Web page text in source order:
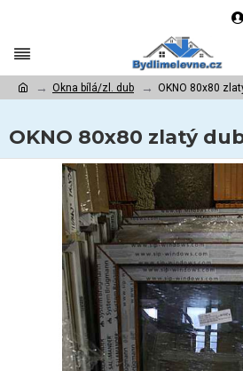
Okna bílá/zl. dub OKNO 80x80
OKNO 80x80 zlatý